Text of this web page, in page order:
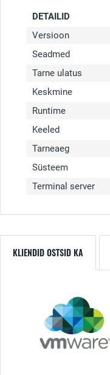
DETAILID
Versioon
Seadmed
Tarne ulatus
Keskmine
Runtime
Keeled
Tarneaeg
Süsteem
Terminal server
KLIENDID OSTSID KA